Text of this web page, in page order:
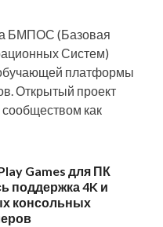
БМПОС (Базовая
Систем)
платформы
Открытый проект
как
Games для ПК
поддержка 4K и
консольных